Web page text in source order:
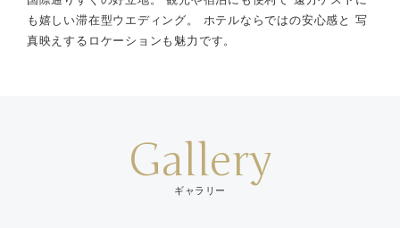
も嬉しい滞在型ウエディング。 ホテルならではの安心感と 写
真映えするロケーションも魅力です。
Gallery
ギャラリー